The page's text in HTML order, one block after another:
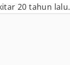
20 tahun lalu.